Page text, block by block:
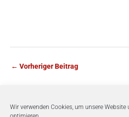
Wir verwenden Cookies, um unsere Website
← Vorheriger Beitrag